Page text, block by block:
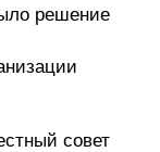
решение
совет